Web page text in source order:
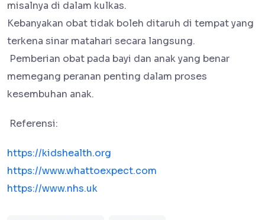
misalnya di dalam kulkas.
Kebanyakan obat tidak boleh ditaruh di tempat yang
terkena sinar matahari secara langsung.
Pemberian obat pada bayi dan anak yang benar
memegang peranan penting dalam proses
kesembuhan anak.
Referensi:
https://kidshealth.org
https://www.whattoexpect.com
https://www.nhs.uk